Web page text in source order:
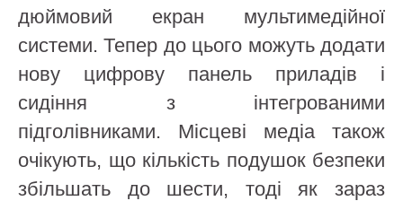
дюймовий екран мультимедійної
системи. Тепер до цього можуть додати
нову цифрову панель приладів і
сидіння з інтегрованими
підголівниками. Місцеві медіа також
очікують, що кількість подушок безпеки
збільшать до шести, тоді як зараз